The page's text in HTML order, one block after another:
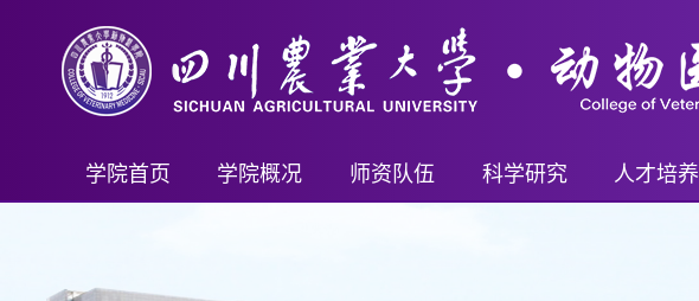
学院首页 学院概况 师资队伍 科学研究 人才培养